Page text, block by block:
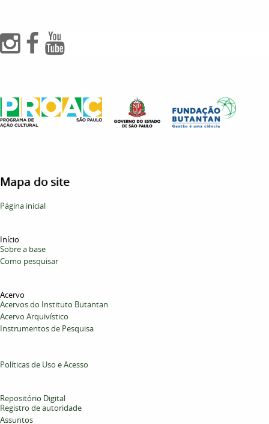
Mapa do site
Página inicial
Início
Sobre a base
Como pesquisar
Acervo
Acervos do Instituto Butantan
Acervo Arquivístico
Instrumentos de Pesquisa
Políticas de Uso e Acesso
Repositório Digital
Registro de autoridade
Assuntos